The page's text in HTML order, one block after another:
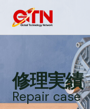
修理実績
Repair case